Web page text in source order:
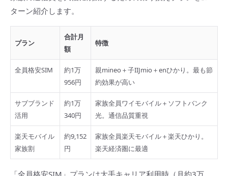
ターン紹介します。
プラン
合計月
額
特徴
全員格安SIM
約1万
956円
親mineo＋子IIJmio＋enひかり。最も節
約効果が高い
サブブランド
活用
約1万
340円
家族全員ワイモバイル＋ソフトバンク
光。通信品質重視
楽天モバイル
家族割
約9,152
円
家族全員楽天モバイル＋楽天ひかり。
楽天経済圏に最適
「全員格安SIM」プランは大手キャリア利用時（月約3万